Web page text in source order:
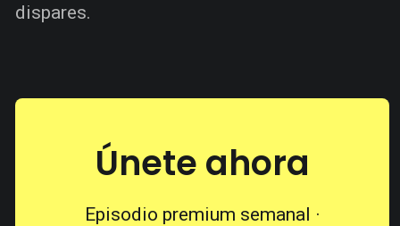
dispares.
Únete ahora
Episodio premium semanal ·